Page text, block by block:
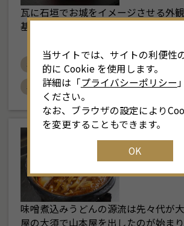
瓦に石垣でお城をイメージさせる外
基調とした和モダンな空間に高級感
# レストラン # どて煮
# なごや
# 名古屋めし
山本屋大
味噌煮込みうどんの源流は先々代が
屋の大須で山本屋を出したのが始ま
当サイトでは、サイトの利便性
的に Cookie を使用します。
詳細は「プライバシーポリシー
ください。
なお、ブラウザの設定により
を変更することもできます。
OK